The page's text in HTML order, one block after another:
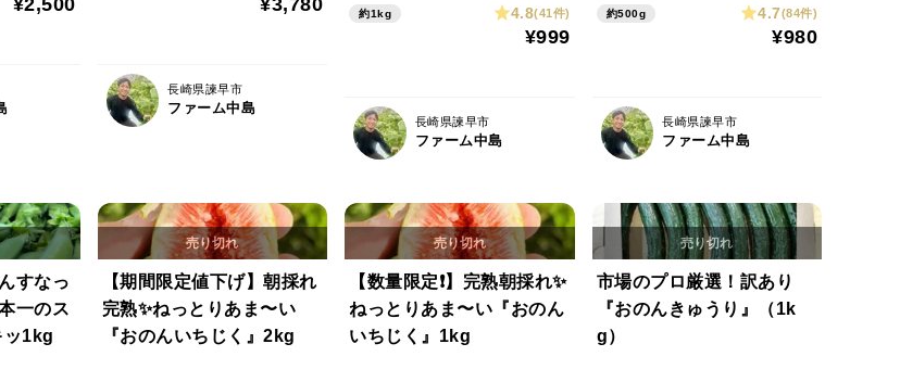
¥2,500 ¥3,780
長崎県諫早市
ファーム中島
約1kg 4.8(41件)
¥999
長崎県諫早市
ファーム中島
約500g 4.7(84件)
¥980
長崎県諫早市
ファーム中島
すなっ
一のス
ッ1kg
【期間限定値下げ】朝採れ
完熟✨ねっとりあま〜い
『おのんいちじく』2kg
【数量限定❗️】完熟朝採れ✨
ねっとりあま〜い『おのん
いちじく』1kg
市場のプロ厳選！訳あり
『おのんきゅうり』（1k
g）